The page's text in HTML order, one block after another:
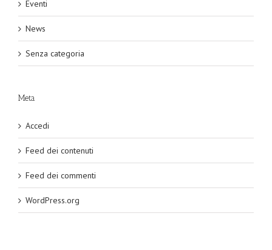
Eventi
News
Senza categoria
Meta
Accedi
Feed dei contenuti
Feed dei commenti
WordPress.org